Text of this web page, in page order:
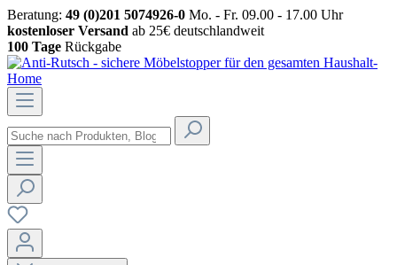
Beratung: 49 (0)201 5074926-0 Mo. - Fr. 09.00 - 17.00 Uhr
kostenloser Versand ab 25€ deutschlandweit
100 Tage Rückgabe